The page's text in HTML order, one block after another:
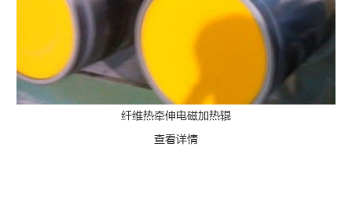
纤维热牵伸电磁加热辊
查看详情